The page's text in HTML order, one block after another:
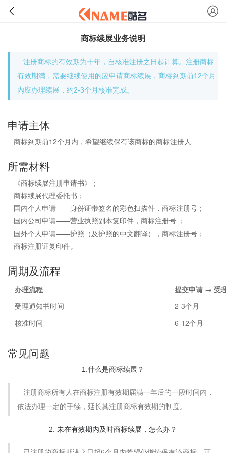
商标续展业务说明
注册商标的有效期为十年，自核准注册之日起计算。注册商标
有效期满，需要继续使用的应申请商标续展，商标到期前12个月
内应办理续展，约2-3个月核准完成。
申请主体
商标到期前12个月内，希望继续保有该商标的商标注册人
所需材料
《商标续展注册申请书》；
商标续展代理委托书；
国内个人申请——身份证带签名的彩色扫描件，商标注册号；
国内公司申请——营业执照副本复印件，商标注册号 ；
国外个人申请——护照（及护照的中文翻译），商标注册号；
商标注册证复印件。
周期及流程
办理流程
提交申请 → 受
受理通知书时间
2-3个月
核准时间
6-12个月
常见问题
1.什么是商标续展？
注册商标所有人在商标注册有效期届满一年后的一段时间内，
依法办理一定的手续，延长其注册商标有效期的制度。
2. 未在有效期内及时商标续展，怎么办？